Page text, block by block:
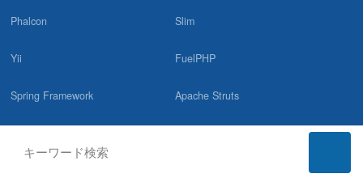
ミ・評判あり】」に掲載されました！／THE NUNOBLOG様
に掲載されました！／HonNe様
2023.07.02
「フリーランスエージェントのおすすめランキング2023年版！人
Phalcon Slim
Yii FuelPHP
Spring Framework Apache Struts